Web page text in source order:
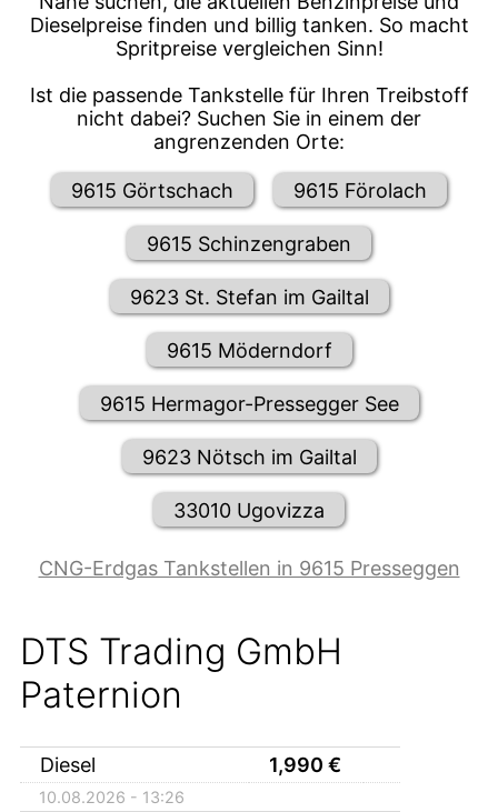
Dieselpreise finden und billig tanken. So macht
Spritpreise vergleichen Sinn!
Ist die passende Tankstelle für Ihren Treibstoff
nicht dabei? Suchen Sie in einem der
angrenzenden Orte:
9615 Görtschach 9615 Förolach
9615 Schinzengraben
9623 St. Stefan im Gailtal
9615 Möderndorf
9615 Hermagor-Pressegger See
9623 Nötsch im Gailtal
33010 Ugovizza
CNG-Erdgas Tankstellen in 9615 Presseggen
DTS Trading GmbH
Paternion
Diesel 1,990 €
10.08.2026 - 13:26